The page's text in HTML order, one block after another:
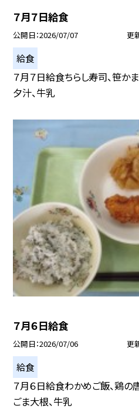
７月７日給食
公開日 2026/07/07 更
給食
７月７日給食ちらし寿司、笹か
夕汁、牛乳
７月６日給食
公開日 2026/07/06 更
給食
７月６日給食わかめご飯、鶏の
ごま大根、牛乳